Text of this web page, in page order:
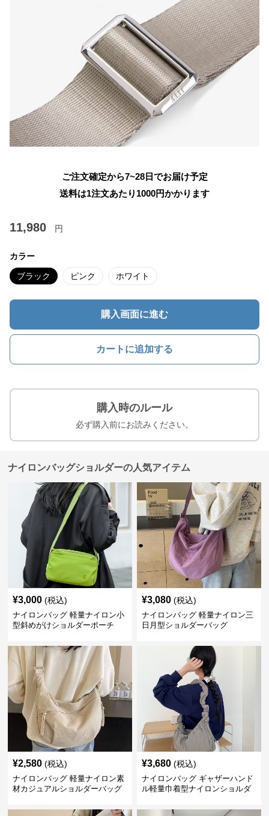
ご注文確定から7~28日でお届け予定
送料は1注文あたり 1000円かかります
11,980 円
カラー
ブラック ピンク ホワイト
購入画面に進む
カートに追加する
購入時のルール
必ず購入前にお読みください。
ナイロンバッグショルダーの人気アイテム
¥3,000 (税込)
ナイロンバッグ 軽量ナイロン小
型斜めがけショルダーポーチ
¥3,080 (税込)
ナイロンバッグ 軽量ナイロン三
日月型ショルダーバッグ
¥2,580 (税込)
ナイロンバッグ 軽量ナイロン素
材カジュアルショルダーバッグ
¥3,680 (税込)
ナイロンバッグ ギャザーハンド
ル軽量巾着型ナイロンショルダ